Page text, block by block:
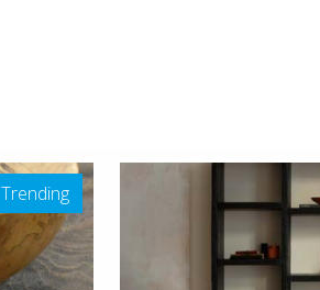
Trending